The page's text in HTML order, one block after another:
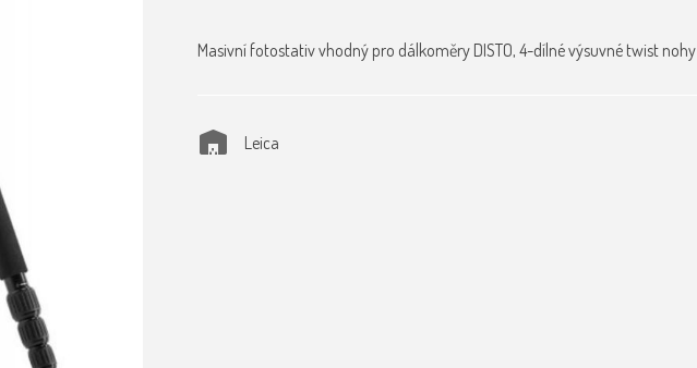
Masivní fotostativ vhodný pro dálkoměry DISTO, 4-dílné výsuvné twist nohy
Leica